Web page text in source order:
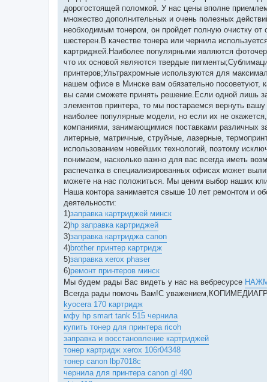
дорогостоящей поломкой. У нас цены вполне
множество дополнительных и очень полезных
необходимым тонером, он пройдет полную очистку от
шестерен.В качестве тонера или чернила
картриджей.Наиболее популярными являются
что их основой являются твердые
принтеров;Ультрахромные используются для
нашем офисе в Минске вам обязательно посоветуют,
вы сами сможете принять решение.Если одной лишь
элементов принтера, то мы постараемся вернуть
наиболее популярные модели, но если их не
компаниями, занимающимися поставками различных
литерные, матричные, струйные, лазерные,
использованием новейших технологий, поэтому
понимаем, насколько важно для вас всегда иметь
распечатка в специализированных офисах может
можете на нас положиться. Мы ценим выбор наших
Наша контора занимается свыше 10 лет ремонтом и
деятельности:
1)заправка картриджей минск
2)hp заправка картриджей
3)заправка картриджа canon
4)brother принтер картридж
5)заправка xerox phaser
6)ремонт принтеров минск
Мы будем рады Вас видеть у нас на вебресурсе
Всегда рады помочь Вам!С
kyocera 170 картридж
мфу hp smart tank 515 чернила
купить тонер для принтера ricoh
заправка и восстановление картриджей
тонер картридж xerox 106r04348
тонер canon lbp7018c
чернила для принтера canon gl 490